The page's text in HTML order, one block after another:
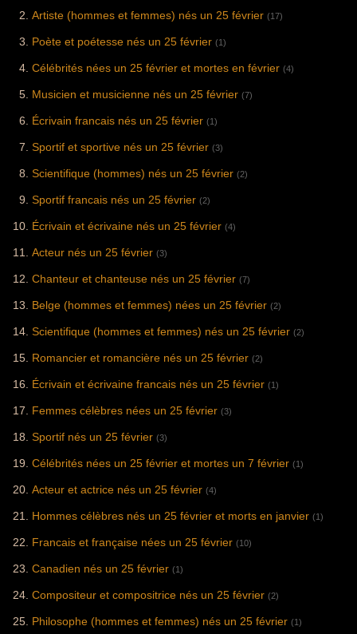
Artiste (hommes et femmes) nés un 25 février (17)
Poète et poétesse nés un 25 février (1)
Célébrités nées un 25 février et mortes en février (4)
Musicien et musicienne nés un 25 février (7)
Écrivain francais nés un 25 février (1)
Sportif et sportive nés un 25 février (3)
Scientifique (hommes) nés un 25 février (2)
Sportif francais nés un 25 février (2)
Écrivain et écrivaine nés un 25 février (4)
Acteur nés un 25 février (3)
Chanteur et chanteuse nés un 25 février (7)
Belge (hommes et femmes) nées un 25 février (2)
Scientifique (hommes et femmes) nés un 25 février (2)
Romancier et romancière nés un 25 février (2)
Écrivain et écrivaine francais nés un 25 février (1)
Femmes célèbres nées un 25 février (3)
Sportif nés un 25 février (3)
Célébrités nées un 25 février et mortes un 7 février (1)
Acteur et actrice nés un 25 février (4)
Hommes célèbres nés un 25 février et morts en janvier (1)
Francais et française nées un 25 février (10)
Canadien nés un 25 février (1)
Compositeur et compositrice nés un 25 février (2)
Philosophe (hommes et femmes) nés un 25 février (1)